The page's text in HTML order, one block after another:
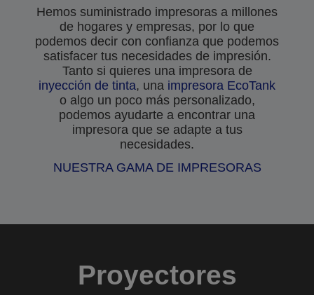
Hemos suministrado impresoras a millones
de hogares y empresas, por lo que
podemos decir con confianza que podemos
satisfacer tus necesidades de impresión.
Tanto si quieres una impresora de
inyección de tinta, una impresora EcoTank
o algo un poco más personalizado,
podemos ayudarte a encontrar una
impresora que se adapte a tus
necesidades.
NUESTRA GAMA DE IMPRESORAS
Proyectores